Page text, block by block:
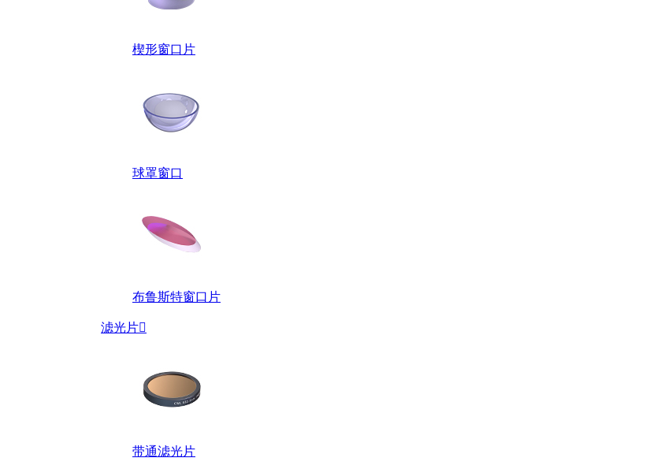
楔形窗口片
球罩窗口
布鲁斯特窗口片
滤光片
带通滤光片